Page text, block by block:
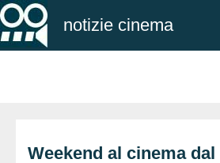
notizie cinema
Weekend al cinema